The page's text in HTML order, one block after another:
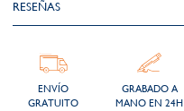
RESEÑAS
ENVÍO
GRATUITO
GRABADO A
MANO EN 24H